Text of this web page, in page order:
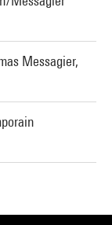
Messagier,